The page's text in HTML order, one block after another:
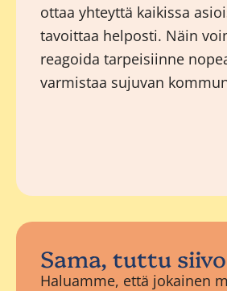
ottaa yhteyttä kaikissa
tavoittaa helposti. Näin
reagoida tarpeisiinne
varmistaa sujuvan
Sama, tuttu
Haluamme, että jokainen